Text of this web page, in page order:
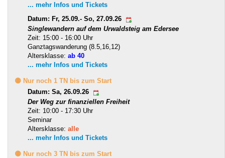
... mehr Infos und Tickets
Datum: Fr, 25.09.- So, 27.09.26
Singlewandern auf dem Urwaldsteig am Edersee
Zeit: 15:00 - 16:00 Uhr
Ganztagswanderung (8.5,16,12)
Altersklasse: ab 40
... mehr Infos und Tickets
🟡 Nur noch 1 TN bis zum Start
Datum: Sa, 26.09.26
Der Weg zur finanziellen Freiheit
Zeit: 10:00 - 17:30 Uhr
Seminar
Altersklasse: alle
... mehr Infos und Tickets
🟡 Nur noch 3 TN bis zum Start